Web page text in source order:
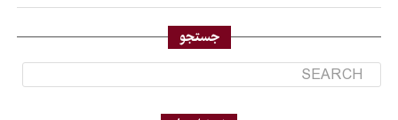
جستجو